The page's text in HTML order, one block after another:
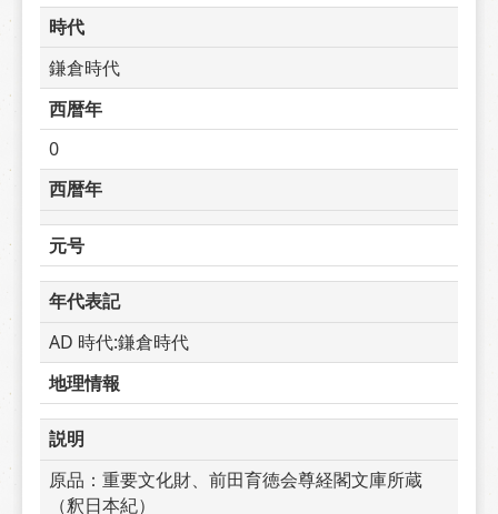
時代
鎌倉時代
西暦年
0
西暦年
元号
年代表記
AD 時代:鎌倉時代
地理情報
説明
原品：重要文化財、前田育徳会尊経閣文庫所蔵
（釈日本紀）